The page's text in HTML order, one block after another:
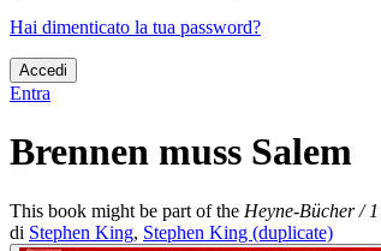
Hai dimenticato la tua password?
Accedi
Entra
Brennen muss Salem
This book might be part of the Heyne-Bücher /
di Stephen King, Stephen King (duplicate)